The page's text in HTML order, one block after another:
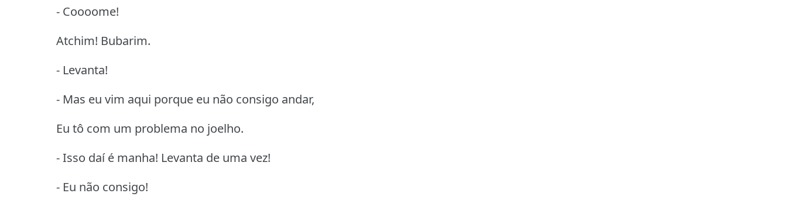
- Coooome!
Atchim! Bubarim.
- Levanta!
- Mas eu vim aqui porque eu não consigo andar,
Eu tô com um problema no joelho.
- Isso daí é manha! Levanta de uma vez!
- Eu não consigo!